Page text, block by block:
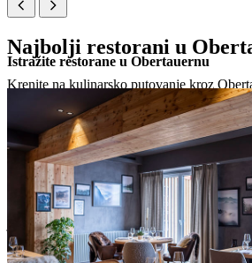
Najbolji restorani u
Krenite na kulinarsko putovanje kroz
restorani poslužuju tradicionalna austrijska
puna okusa. Smješteni u pitoresknim
objekti nude savršenu kombinaciju
užitaka.
Uživajte u lokalnim jelima kao što su
jetrenim knedlama), Pongauer Kasnocken
neizostavni bečki odrezak (Wiener
dana na snijegu, nagradite se poznatim
Istražite restorane u Obertauernu